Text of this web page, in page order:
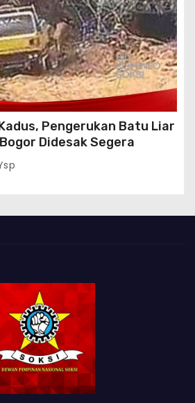
Pengerukan Batu Liar
Didesak Segera